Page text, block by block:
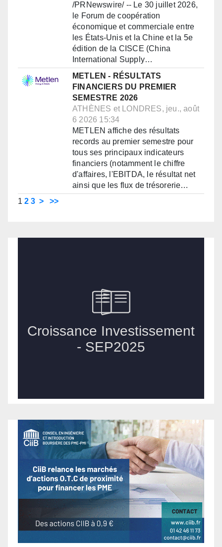
/PRNewswire/ -- Le 30 juillet 2026,
le Forum de coopération
économique et commerciale entre
les États-Unis et la Chine et la 5e
édition de la CISCE (China
International Supply…
METLEN - RÉSULTATS
FINANCIERS DU PREMIER
SEMESTRE 2026
ATHÈNES et LONDRES, jeu., août
6 2026 15:34
METLEN affiche des résultats
records au premier semestre pour
tous ses principaux indicateurs
financiers (notamment le chiffre
d'affaires, l'EBITDA, le résultat net
ainsi que les flux de trésorerie…
1 2 3 > >>